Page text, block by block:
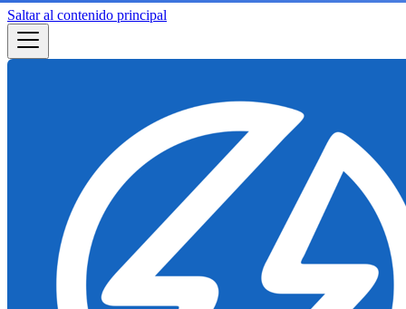
Saltar al contenido principal